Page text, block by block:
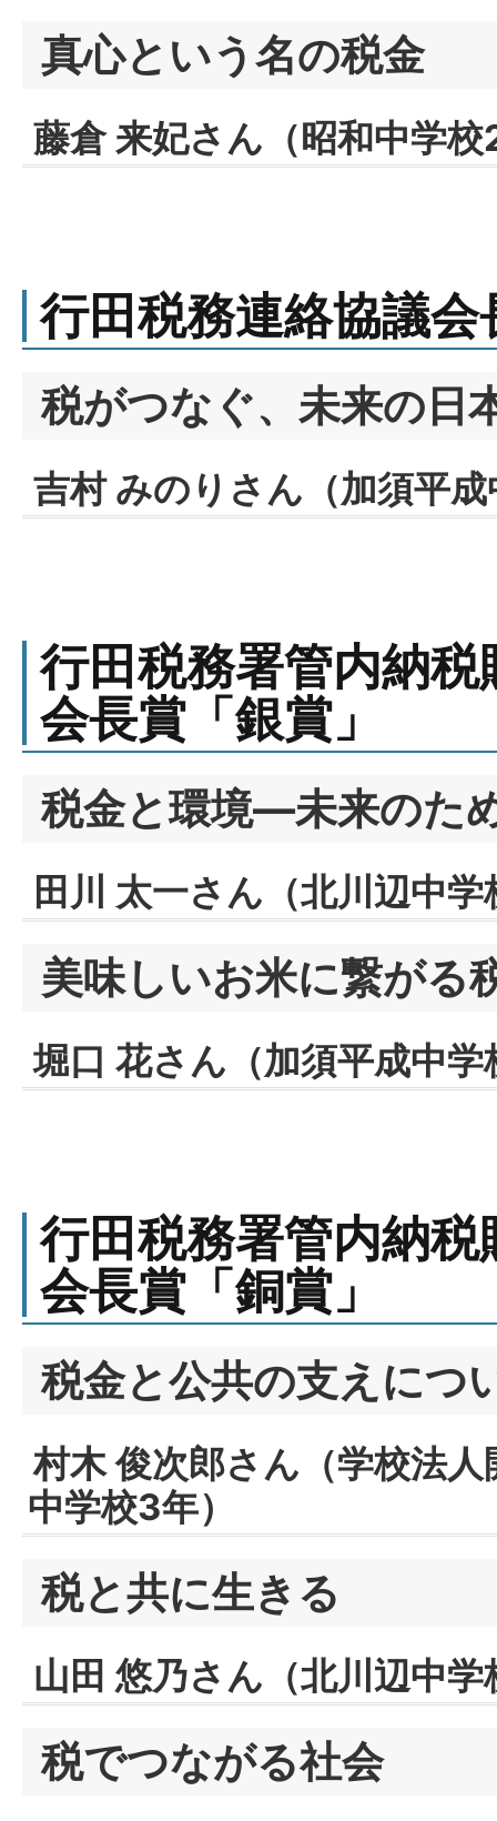
真心という名の税金
藤倉 来妃さん（昭和中学校
行田税務連絡協議
税がつなぐ、未来の日
吉村 みのりさん（加須平
行田税務署管内納
会長賞「銀賞」
税金と環境―未来のた
田川 太一さん（北川辺中
美味しいお米に繋がる
堀口 花さん（加須平成中学
行田税務署管内納
会長賞「銅賞」
税金と公共の支えにつ
村木 俊次郎さん（学校法
中学校3年）
税と共に生きる
山田 悠乃さん（北川辺中
税でつながる社会